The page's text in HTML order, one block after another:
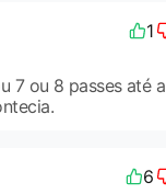
1
7 ou 8 passes até a
6